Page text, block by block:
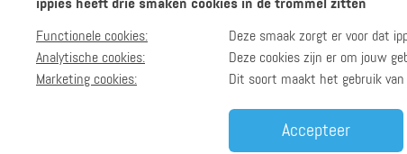
Volg ippies Blijf op de hoogte van het groeiende aantal winkels,
ippies heeft drie smaken cookies in de trommel zitten
Functionele cookies:
Deze smaak zorgt er voor dat
Analytische cookies:
Deze cookies zijn er om jouw
Marketing cookies:
Dit soort maakt het gebruik van
Accepteer